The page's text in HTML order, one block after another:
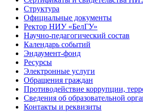
Структура
Официальные документы
Ректор НИУ «БелГУ»
Научно-педагогический состав
Календарь событий
Эндаумент-фонд
Ресурсы
Электронные услуги
Обращения граждан
Противодействие коррупции,
Сведения об образовательной
Контакты и реквизиты